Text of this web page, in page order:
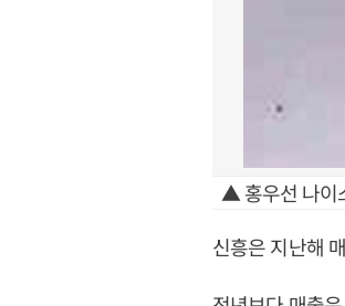
▲ 홍우선 나이
신흥은 지난해